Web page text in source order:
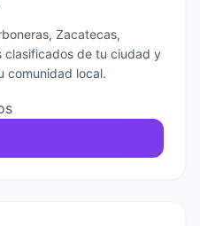
Zacatecas,
clasificados de tu ciudad y
comunidad local.